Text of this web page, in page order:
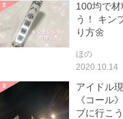
100均で
う！ キン
り方🌼
ほの
2020.10.14
アイドル
《コール
ブに行こ